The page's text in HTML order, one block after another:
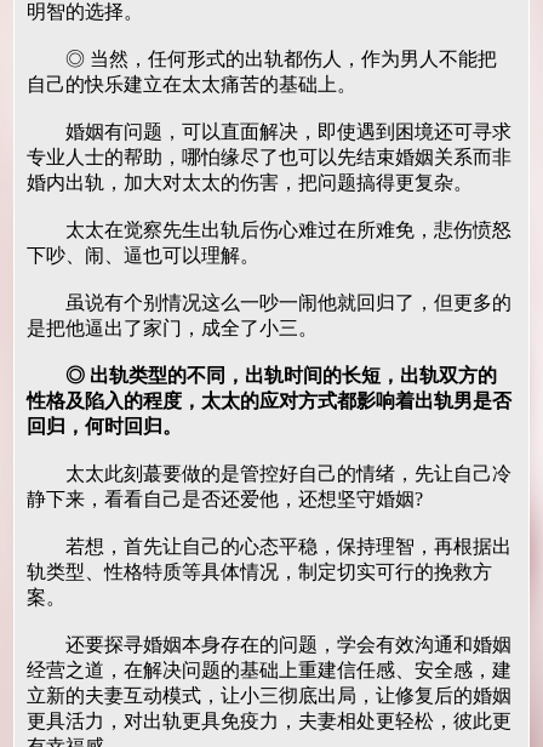
明智的选择。
◎ 当然，任何形式的出轨都伤人，作为男人不能把
自己的快乐建立在太太痛苦的基础上。
婚姻有问题，可以直面解决，即使遇到困境还可寻求
专业人士的帮助，哪怕缘尽了也可以先结束婚姻关系而非
婚内出轨，加大对太太的伤害，把问题搞得更复杂。
太太在觉察先生出轨后伤心难过在所难免，悲伤愤怒
下吵、闹、逼也可以理解。
虽说有个别情况这么一吵一闹他就回归了，但更多的
是把他逼出了家门，成全了小三。
◎ 出轨类型的不同，出轨时间的长短，出轨双方的
性格及陷入的程度，太太的应对方式都影响着出轨男是否
回归，何时回归。
太太此刻蕞要做的是管控好自己的情绪，先让自己冷
静下来，看看自己是否还爱他，还想坚守婚姻?
若想，首先让自己的心态平稳，保持理智，再根据出
轨类型、性格特质等具体情况，制定切实可行的挽救方
案。
还要探寻婚姻本身存在的问题，学会有效沟通和婚姻
经营之道，在解决问题的基础上重建信任感、安全感，建
立新的夫妻互动模式，让小三彻底出局，让修复后的婚姻
更具活力，对出轨更具免疫力，夫妻相处更轻松，彼此更